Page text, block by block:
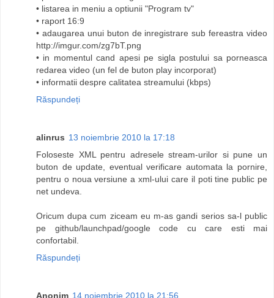
• listarea in meniu a optiunii "Program tv"
• raport 16:9
• adaugarea unui buton de inregistrare sub fereastra video
http://imgur.com/zg7bT.png
• in momentul cand apesi pe sigla postului sa porneasca
redarea video (un fel de buton play incorporat)
• informatii despre calitatea streamului (kbps)
Răspundeți
alinrus 13 noiembrie 2010 la 17:18
Foloseste XML pentru adresele stream-urilor si pune un
buton de update, eventual verificare automata la pornire,
pentru o noua versiune a xml-ului care il poti tine public pe
net undeva.
Oricum dupa cum ziceam eu m-as gandi serios sa-l public
pe github/launchpad/google code cu care esti mai
confortabil.
Răspundeți
Anonim 14 noiembrie 2010 la 21:56